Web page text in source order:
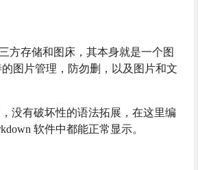
方存储和图床，其本身就是一个图
图片管理，防勿删，以及图片和文
没有破坏性的语法拓展，在这里编
软件中都能正常显示。